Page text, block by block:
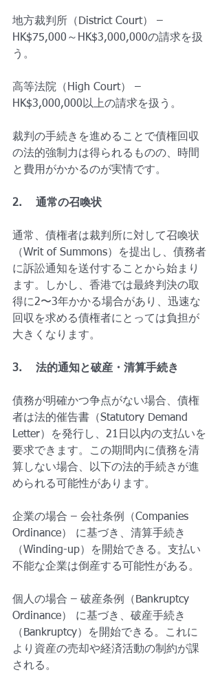
地方裁判所（District Court） –
HK$75,000～HK$3,000,000の請求を扱
う。
高等法院（High Court） –
HK$3,000,000以上の請求を扱う。
裁判の手続きを進めることで債権回収
の法的強制力は得られるものの、時間
と費用がかかるのが実情です。
2.    通常の召喚状
通常、債権者は裁判所に対して召喚状
（Writ of Summons）を提出し、債務者
に訴訟通知を送付することから始まり
ます。しかし、香港では最終判決の取
得に2〜3年かかる場合があり、迅速な
回収を求める債権者にとっては負担が
大きくなります。
3.    法的通知と破産・清算手続き
債務が明確かつ争点がない場合、債権
者は法的催告書（Statutory Demand
Letter）を発行し、21日以内の支払いを
要求できます。この期間内に債務を清
算しない場合、以下の法的手続きが進
められる可能性があります。
企業の場合 – 会社条例（Companies
Ordinance） に基づき、清算手続き
（Winding-up）を開始できる。支払い
不能な企業は倒産する可能性がある。
個人の場合 – 破産条例（Bankruptcy
Ordinance） に基づき、破産手続き
（Bankruptcy）を開始できる。これに
より資産の売却や経済活動の制約が課
される。